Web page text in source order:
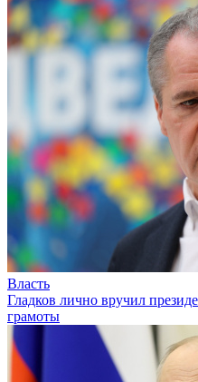
Власть
Гладков лично вручил
грамоты